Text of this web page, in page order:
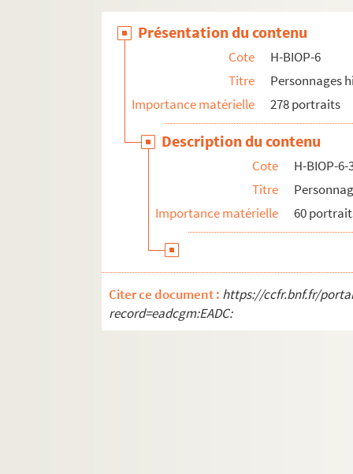
H-BIOP-6-3-60. Madame Furtado-Heine
H-BIOP-7. Personnages historiques de H à M
H-BIOP-8. Personnages historiques de P à Z
H-BIOP-9. Portraits de personnages du
Présentation du contenu
Cote
H-BIOP-6
Titre
Personnages
Importance matérielle
278 portraits
Description du contenu
Cote
H-BIOP-6-
Titre
Importance matérielle
60
Citer ce document : https://ccfr.bnf.fr/
record=eadcgm:EADC: